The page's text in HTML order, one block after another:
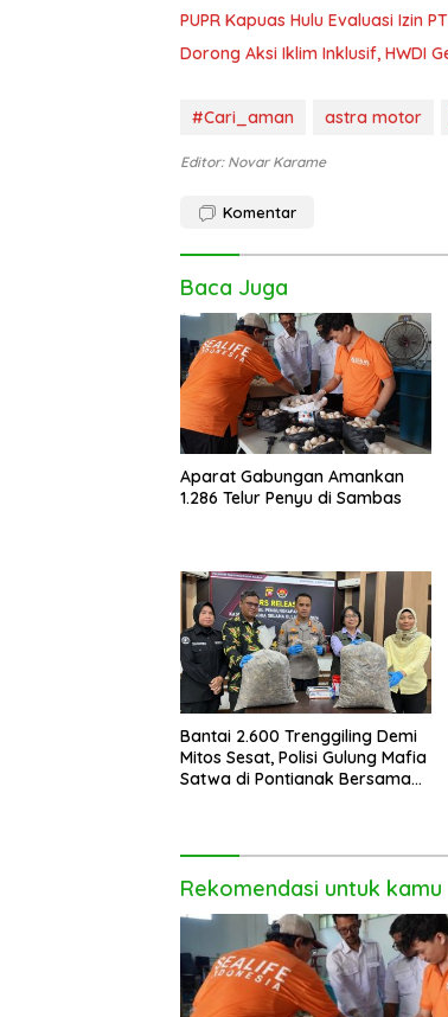
PUPR Kapuas Hulu Evaluasi Izin
Dorong Aksi Iklim Inklusif, HWDI
#Cari_aman astra motor
Editor: Novar Karame
Komentar
Baca Juga
Aparat Gabungan Amankan
1.286 Telur Penyu di Sambas
Bantai 2.600 Trenggiling Demi
Mitos Sesat, Polisi Gulung Mafia
Satwa di Pontianak Bersama
Rekomendasi untuk kamu